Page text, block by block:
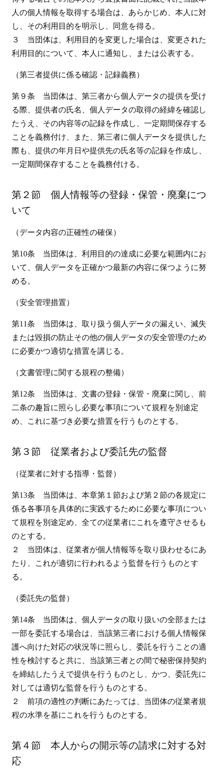
人の個人情報を取得する場合は、あらかじめ、本人に対
し、その利用目的を明示し、同意を得る。
３ 当団体は、利用目的を変更した場合は、変更された
利用目的について、本人に通知し、または公表する。
（第三者提供に係る確認・記録義務）
第９条 当団体は、第三者から個人データの提供を受け
る際、提供者の氏名、個人データの取得の経緯を確認し
たうえ、その内容等の記録を作成し、一定期間保存する
ことを義務付け、また、第三者に個人データを提供した
際も、提供の年月日や提供先の氏名等の記録を作成し、
一定期間保存することを義務付ける。
第２節 個人情報等の登録・保管・廃棄につ
いて
（データ内容の正確性の確保）
第10条 当団体は、利用目的の達成に必要な範囲内にお
いて、個人データを正確かつ最新の内容に保つように努
める。
（安全管理措置）
第11条 当団体は、取り扱う個人データの漏えい、滅失
または毀損の防止その他の個人データの安全管理のため
に必要かつ適切な措置を講じる。
（文書管理に関する規程の整備）
第12条 当団体は、文書の登録・保管・廃棄に関し、前
二条の趣旨に照らし必要な事項について規程を別途定
め、これに基づき必要な措置を行うものとする。
第３節 従業者および委託先の監督
（従業者に対する指導・監督）
第13条 当団体は、本章第１節および第２節の各規定に
係る各事項を具体的に実践するために必要な事項につい
て規程を別途定め、全ての従業者にこれを遵守させるも
のとする。
２ 当団体は、従業者が個人情報等を取り扱わせるにあ
たり、これが適切に行われるよう監督を行うものとす
る。
（委託先の監督）
第14条 当団体は、個人データの取り扱いの全部または
一部を委託する場合は、当該第三者における個人情報保
護へ向けた対応の状況等に照らし、委託を行うことの適
性を検討すると共に、当該第三者との間で秘密保持契約
を締結したうえで提供を行うものとし、かつ、委託先に
対しては適切な監督を行うものとする。
２ 前項の適性の判断にあたっては、当団体の従業者規
程の水準を基にこれを行うものとする。
第４節 本人からの開示等の請求に対する対
応